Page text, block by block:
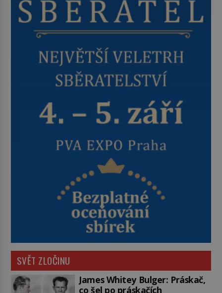
SVĚT ZLOČINU
James Whitey Bulger: Práskač,
co šel po práskačích